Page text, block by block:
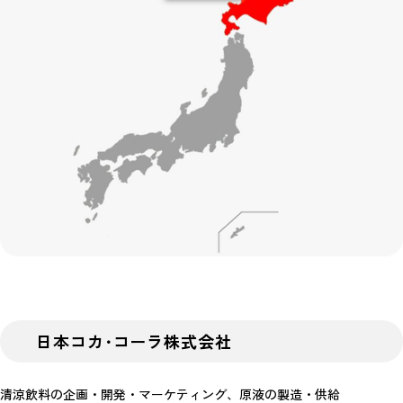
日本コカ･コーラ株式会社
清涼飲料の企画・開発・マーケティング、原液の製造・供給